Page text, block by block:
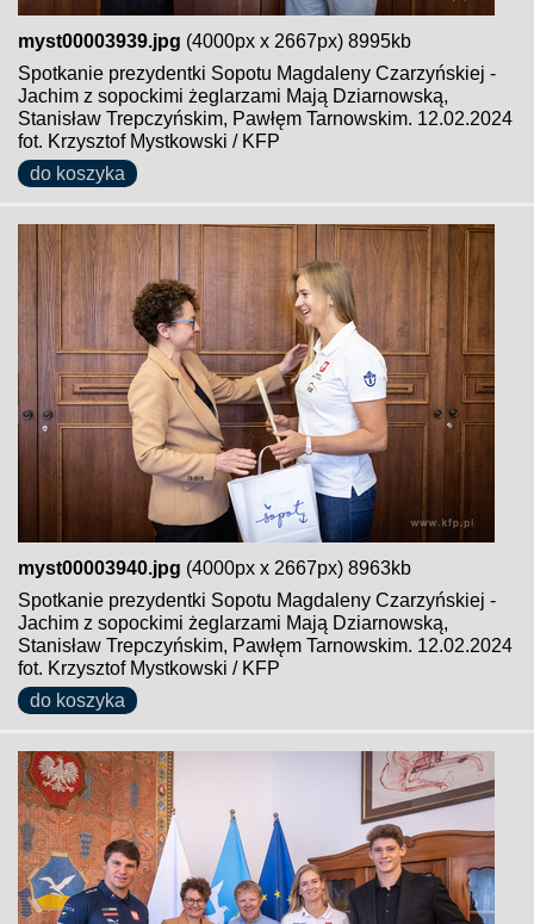
myst00003939.jpg (4000px x 2667px) 8995kb
Spotkanie prezydentki Sopotu Magdaleny Czarzyńskiej -
Jachim z sopockimi żeglarzami Mają Dziarnowską,
Stanisław Trepczyńskim, Pawłęm Tarnowskim. 12.02.2024
fot. Krzysztof Mystkowski / KFP
do koszyka
myst00003940.jpg (4000px x 2667px) 8963kb
Spotkanie prezydentki Sopotu Magdaleny Czarzyńskiej -
Jachim z sopockimi żeglarzami Mają Dziarnowską,
Stanisław Trepczyńskim, Pawłęm Tarnowskim. 12.02.2024
fot. Krzysztof Mystkowski / KFP
do koszyka